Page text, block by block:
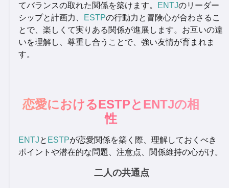
てバランスの取れた関係を築けます。
ENTJのリーダー
シップと計画力、
ESTPの行動力と冒険心が合わさるこ
とで、楽しくて実りある関係が進展します。お互いの違
いを理解し、尊重し合うことで、強い友情が育まれま
す。
恋愛におけるESTPとENTJの相
性
ENTJと ESTPが恋愛関係を築く際、理解しておくべき
ポイントや潜在的な問題、注意点、関係維持の心がけ。
二人の共通点